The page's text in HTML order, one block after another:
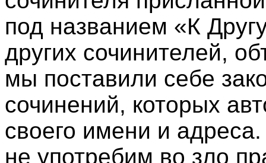
под названием «К
других сочинителей,
мы поставили себе
сочинений, которых
своего имени и
не употребим во зло